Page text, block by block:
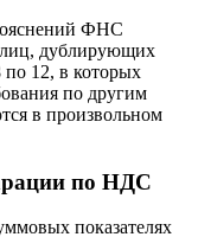
ФНС
дублирующих
12, в которых
по другим
в произвольном
по НДС
показателях